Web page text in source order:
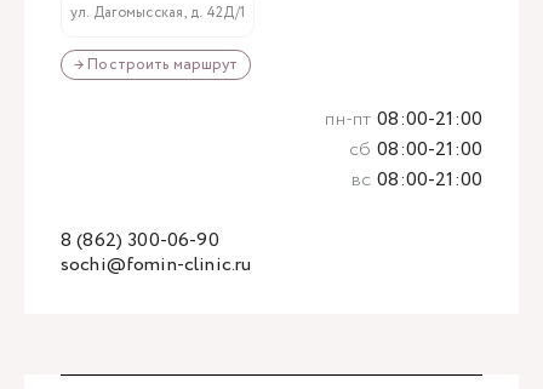
ул. Дагомысская, д. 42Д/1
→ Построить маршрут
sochi@fomin-clinic.ru
8 (862) 300-06-90
пн-пт 08:00-21:00
сб 08:00-21:00
вс 08:00-21:00